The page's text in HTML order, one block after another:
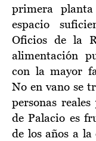
primera
espacio
Oficios de la
alimentación
con la mayor
No en vano se
personas
de Palacio es
de los años a